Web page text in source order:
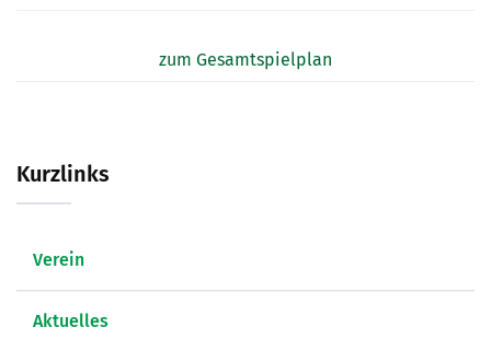
zum Gesamtspielplan
Kurzlinks
Verein
Aktuelles